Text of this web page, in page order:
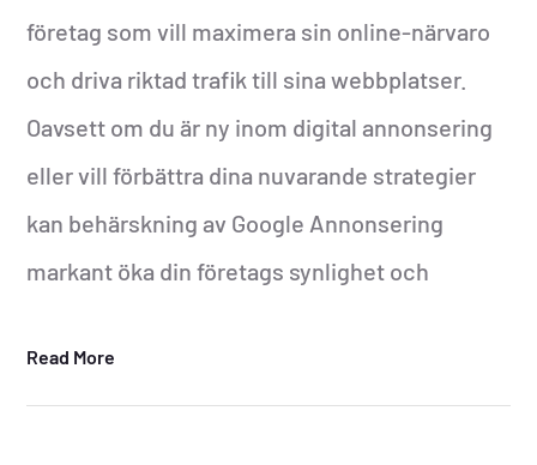
företag som vill maximera sin online-närvaro
och driva riktad trafik till sina webbplatser.
Oavsett om du är ny inom digital annonsering
eller vill förbättra dina nuvarande strategier
kan behärskning av Google Annonsering
markant öka din företags synlighet och
Read More